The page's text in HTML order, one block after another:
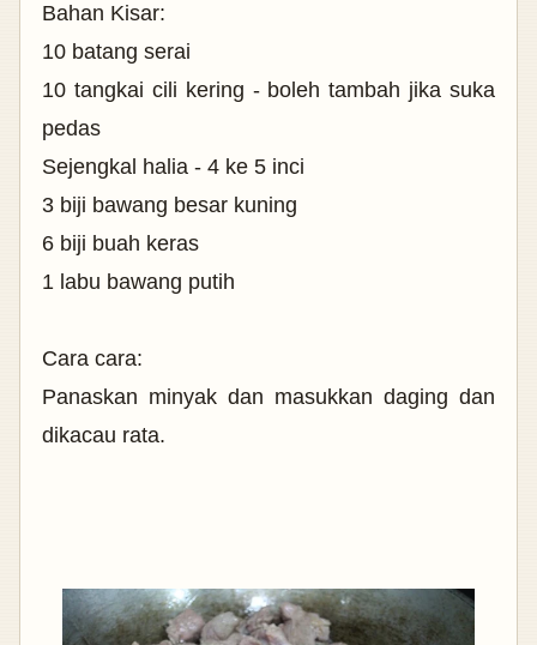
Bahan Kisar:
10 batang serai
10 tangkai cili kering - boleh tambah jika suka
pedas
Sejengkal halia - 4 ke 5 inci
3 biji bawang besar kuning
6 biji buah keras
1 labu bawang putih
Cara cara:
Panaskan minyak dan masukkan daging dan
dikacau rata.